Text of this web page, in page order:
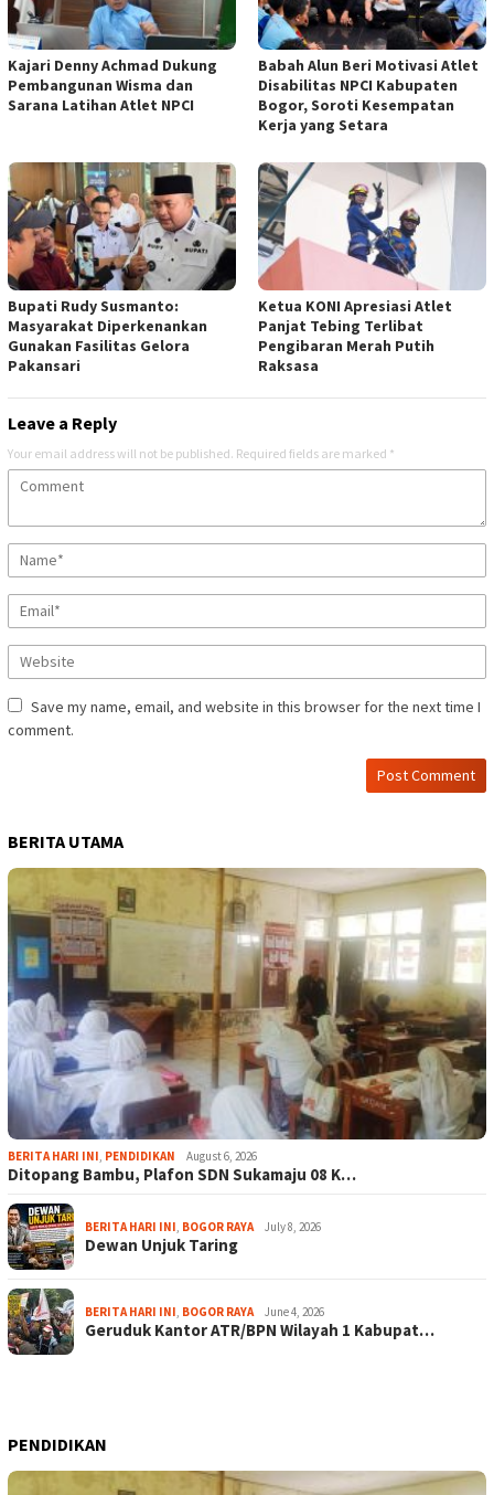
Kajari Denny Achmad Dukung
Pembangunan Wisma dan
Sarana Latihan Atlet NPCI
Babah Alun Beri Motivasi Atlet
Disabilitas NPCI Kabupaten
Bogor, Soroti Kesempatan
Kerja yang Setara
Bupati Rudy Susmanto:
Masyarakat Diperkenankan
Gunakan Fasilitas Gelora
Pakansari
Ketua KONI Apresiasi Atlet
Panjat Tebing Terlibat
Pengibaran Merah Putih
Raksasa
Leave a Reply
Your email address will not be published. Required fields are marked *
Save my name, email, and website in this browser for the next time I
comment.
BERITA UTAMA
BERITA HARI INI, PENDIDIKAN August 6, 2026
Ditopang Bambu, Plafon SDN Sukamaju 08 K…
BERITA HARI INI, BOGOR RAYA July 8, 2026
Dewan Unjuk Taring
BERITA HARI INI, BOGOR RAYA June 4, 2026
Geruduk Kantor ATR/BPN Wilayah 1 Kabupat…
PENDIDIKAN